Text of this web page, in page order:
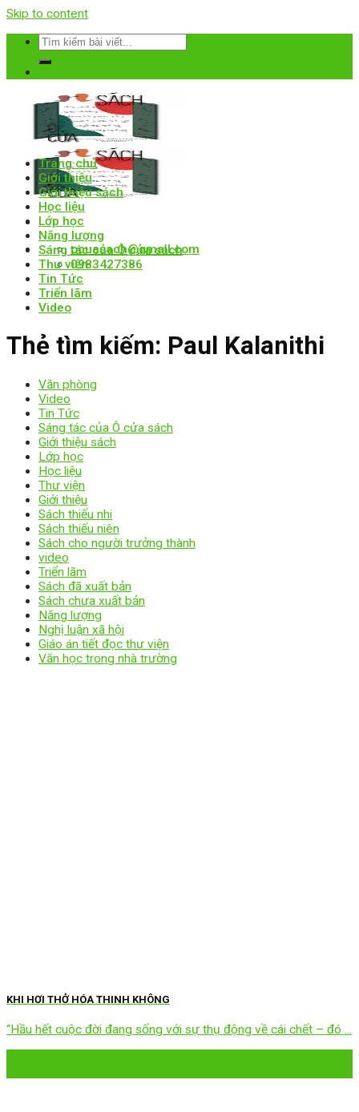
Skip to content
ocuasach@gmail.com
0983427386
Trang chủ
Giới thiệu
Giới thiệu sách
Học liệu
Lớp học
Năng lượng
Sáng tác của Ô cửa sách
Thư viện
Tin Tức
Triển lãm
Video
Thẻ tìm kiếm: Paul Kalanithi
Văn phòng
Video
Tin Tức
Sáng tác của Ô cửa sách
Giới thiệu sách
Lớp học
Học liệu
Thư viện
Giới thiệu
Sách thiếu nhi
Sách thiếu niên
Sách cho người trưởng thành
video
Triển lãm
Sách đã xuất bản
Sách chưa xuất bản
Năng lượng
Nghị luận xã hội
Giáo án tiết đọc thư viện
Văn học trong nhà trường
KHI HƠI THỞ HÓA THINH KHÔNG
“Hầu hết cuộc đời đang sống với sự thụ động về cái chết – đó ...